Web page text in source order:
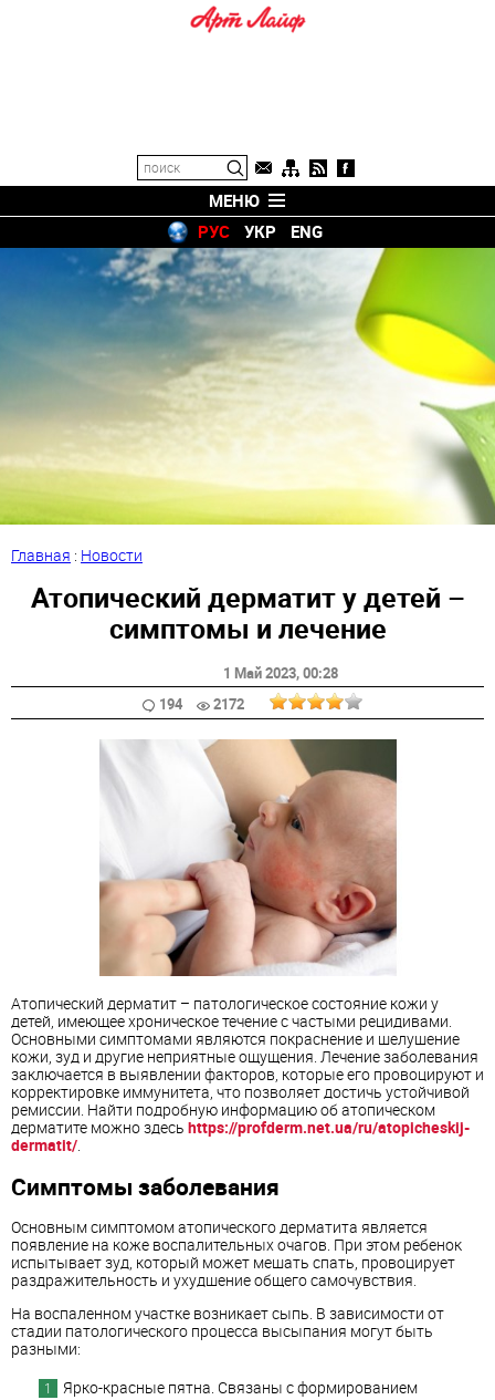
МЕНЮ
РУС
УКР ENG
Главная : Новости
Атопический дерматит у детей –
симптомы и лечение
1 Май 2023, 00:28
194
2172
Атопический дерматит – патологическое состояние кожи у
детей, имеющее хроническое течение с частыми рецидивами.
Основными симптомами являются покраснение и шелушение
кожи, зуд и другие неприятные ощущения. Лечение заболевания
заключается в выявлении факторов, которые его провоцируют и
корректировке иммунитета, что позволяет достичь устойчивой
ремиссии. Найти подробную информацию об атопическом
дерматите можно здесь https://profderm.net.ua/ru/atopicheskij-
dermatit/
Симптомы заболевания
Основным симптомом атопического дерматита является
появление на коже воспалительных очагов. При этом ребенок
испытывает зуд, который может мешать спать, провоцирует
раздражительность и ухудшение общего самочувствия.
На воспаленном участке возникает сыпь. В зависимости от
стадии патологического процесса высыпания могут быть
разными:
Ярко-красные пятна. Связаны с формированием